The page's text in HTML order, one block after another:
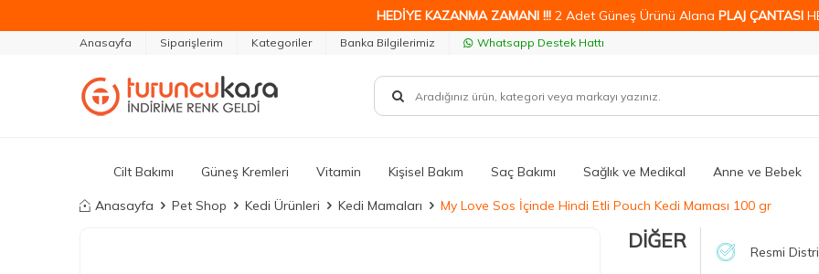
HEDİYE KAZANMA ZAMANI !!! 2 Adet Güneş Ürünü Alana PLAJ ÇANTASI
Anasayfa Siparişlerim Kategoriler Banka Bilgilerimiz Whatsapp Destek Hattı
Cilt Bakımı Güneş Kremleri Vitamin Kişisel Bakım Saç Bakımı Sağlık ve Medikal Anne ve Bebek
Anasayfa Pet Shop Kedi Ürünleri Kedi Mamaları My Love Sos İçinde Hindi Etli Pouch Kedi Maması 100 gr
DİĞER Resmi